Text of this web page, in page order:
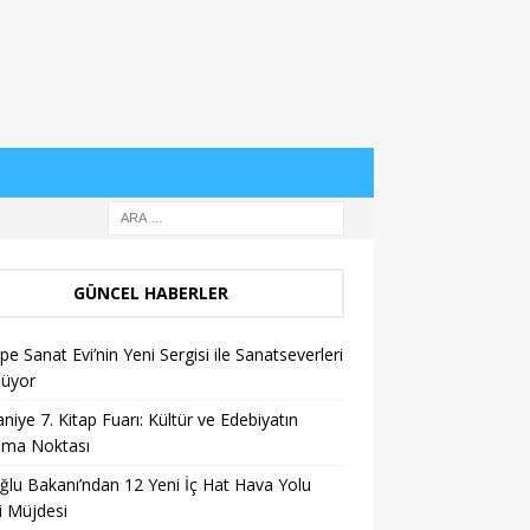
GÜNCEL HABERLER
Sanat Evi’nin Yeni Sergisi ile Sanatseverleri
7. Kitap Fuarı: Kültür ve Edebiyatın
Noktası
Bakanı’ndan 12 Yeni İç Hat Hava Yolu
Müjdesi